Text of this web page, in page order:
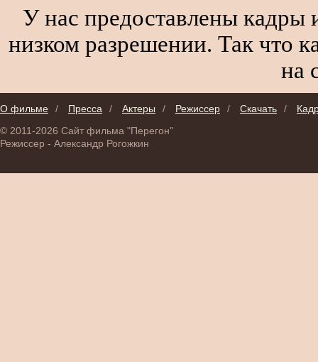
У нас предоставлены кадры
низком разрешении. Так что
на
О фильме / Пресса / Актеры / Режиссер / Скачать /
© 2011-2026 Сайт фильма "Перегон"
Режиссер - Александр Рогожкин